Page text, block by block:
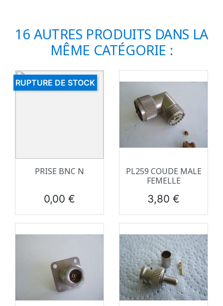
16 AUTRES PRODUITS DANS LA
MÊME CATÉGORIE :
PRISE BNC N
Prix
0,00 €
RUPTURE DE STOCK
PL259 COUDE MALE
FEMELLE
Prix
3,80 €